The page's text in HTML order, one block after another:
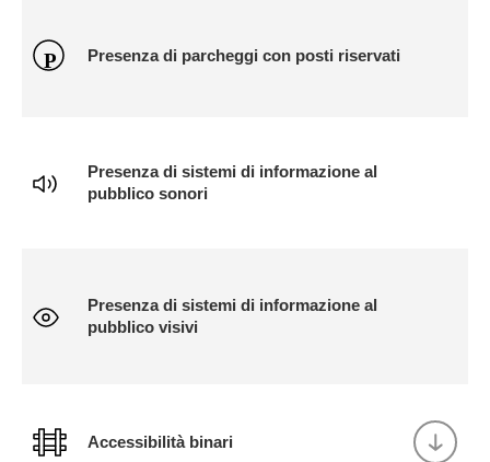
Presenza di parcheggi con posti riservati
Presenza di sistemi di informazione al
pubblico sonori
Presenza di sistemi di informazione al
pubblico visivi
Accessibilità binari